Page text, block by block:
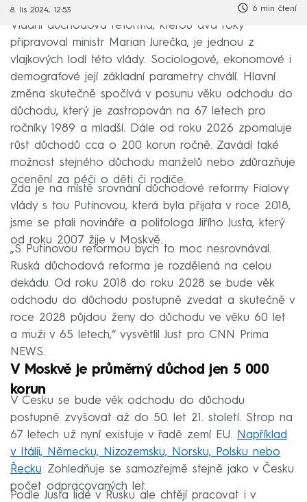
8. lis 2024, 12:53 6 min čtení
Vládní důchodová reforma, kterou dva roky
připravoval ministr Marian Jurečka, je jednou z
vlajkových lodí této vlády. Sociologové, ekonomové i
demografové její základní parametry chválí. Hlavní
změna skutečně spočívá v posunu věku odchodu do
důchodu, který je zastropován na 67 letech pro
ročníky 1989 a mladší. Dále od roku 2026 zpomaluje
růst důchodů cca o 200 korun ročně. Zavádí také
možnost stejného důchodu manželů nebo zdůrazňuje
ocenění za péči o děti či rodiče.
Zda je na místě srovnání důchodové reformy Fialovy
vlády s tou Putinovou, která byla přijata v roce 2018,
jsme se ptali novináře a politologa Jiřího Justa, který
od roku 2007 žije v Moskvě.
„S Putinovou reformou bych to moc nesrovnával.
Ruská důchodová reforma je rozdělená na celou
dekádu. Od roku 2018 do roku 2028 se bude věk
odchodu do důchodu postupně zvedat a skutečně v
roce 2028 půjdou ženy do důchodu ve věku 60 let
a muži v 65 letech,“ vysvětlil Just pro CNN Prima
NEWS.
V Moskvě je průměrný důchod jen 5 000
korun
V Česku se bude věk odchodu do důchodu
postupně zvyšovat až do 50. let 21. století. Strop na
67 letech už nyní existuje v řadě zemí EU. Například
v Itálii, Německu, Nizozemsku, Norsku, Polsku nebo
Řecku. Zohledňuje se samozřejmě stejně jako v Česku
počet odpracovaných let.
Podle Justa lidé v Rusku ale chtějí pracovat i v